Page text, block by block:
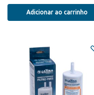
Adicionar ao carrinho